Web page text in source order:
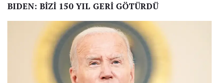
BIDEN: BİZİ 150 YIL GERİ GÖTÜRDÜ